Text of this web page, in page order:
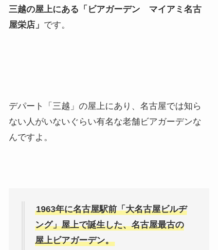
三越の屋上にある「ビアガーデン マイアミ名古
屋栄店」 です。
デパート「三越」の屋上にあり、名古屋では知ら
ない人がいないぐらい有名な老舗ビアガーデンな
んですよ。
1963年に名古屋駅前「大名古屋ビルヂ
ング」屋上で誕生した、名古屋最古の
屋上ビアガーデン。